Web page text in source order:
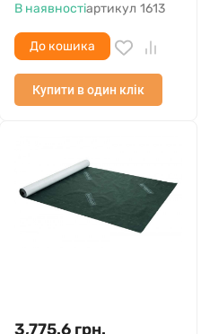
В наявностіартикул 1613
До кошика
Купити в один клік
3,775.6 грн.